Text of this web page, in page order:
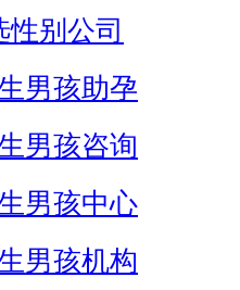
性别公司
男孩助孕
男孩咨询
男孩中心
男孩机构